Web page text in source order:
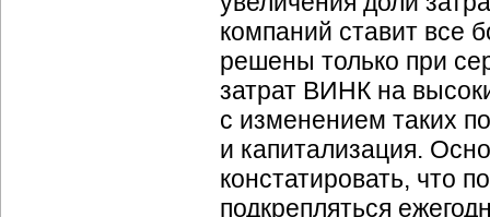
компаний ставит все
решены только при
затрат ВИНК на
с изменением таких
и капитализация.
констатировать, что
подкрепляться